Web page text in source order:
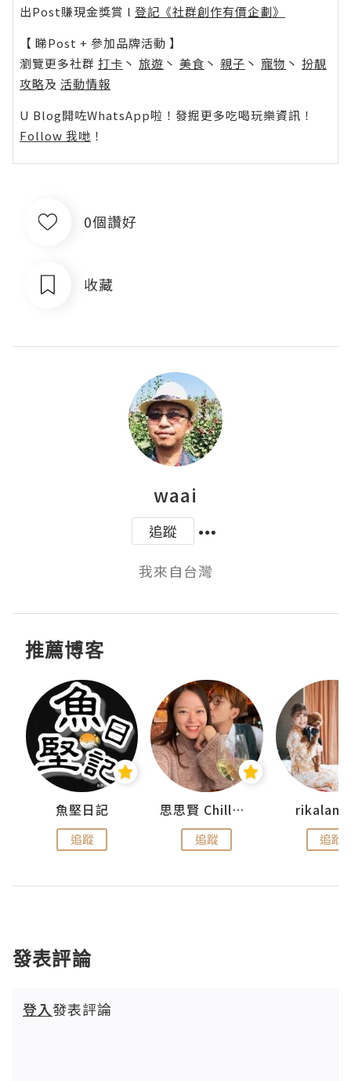
出Post賺現金獎賞 l 登記《社群創作有價企劃》
【 睇Post + 參加品牌活動 】
瀏覽更多社群 打卡 丶 旅遊 丶 美食 丶 親子 丶 寵物 丶 扮靚
攻略及 活動情報
U Blog開咗WhatsApp啦！發掘更多吃喝玩樂資訊！
Follow 我哋 ！
0個讚好
收藏
waai
追蹤
我來自台灣
推薦博客
魚堅日記
追蹤
思思賢 ChillMyBabe
追蹤 追蹤
發表評論
登入發表評論